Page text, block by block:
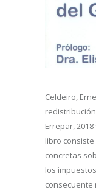
Celdeiro,
Errepar,
libro
concretas
los
consecuente